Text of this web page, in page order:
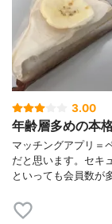
3.00
年齢層多めの本
マッチングアプリ＝
だと思います。セキ
といっても会員数が